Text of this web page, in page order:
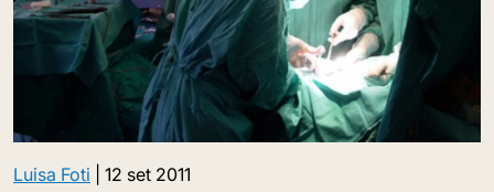
Luisa Foti 12 set 2011